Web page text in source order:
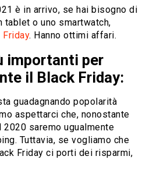
è in arrivo, se hai bisogno di
tablet o uno smartwatch,
Friday. Hanno ottimi affari.
importanti per
il Black Friday:
guadagnando popolarità
aspettarci che, nonostante
2020 saremo ugualmente
Tuttavia, se vogliamo che
Friday ci porti dei risparmi,